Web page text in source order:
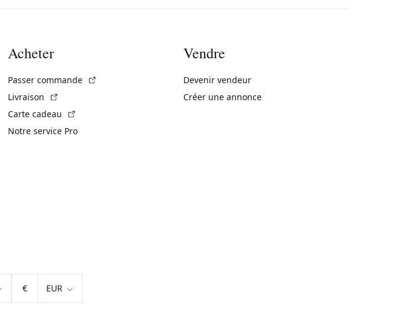
Acheter
Passer commande
Livraison
Carte cadeau
Notre service Pro
Vendre
Devenir vendeur
Créer une annonce
€